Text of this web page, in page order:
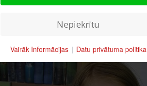
Nepiekrītu
Vairāk Informācijas | Datu privātuma politika